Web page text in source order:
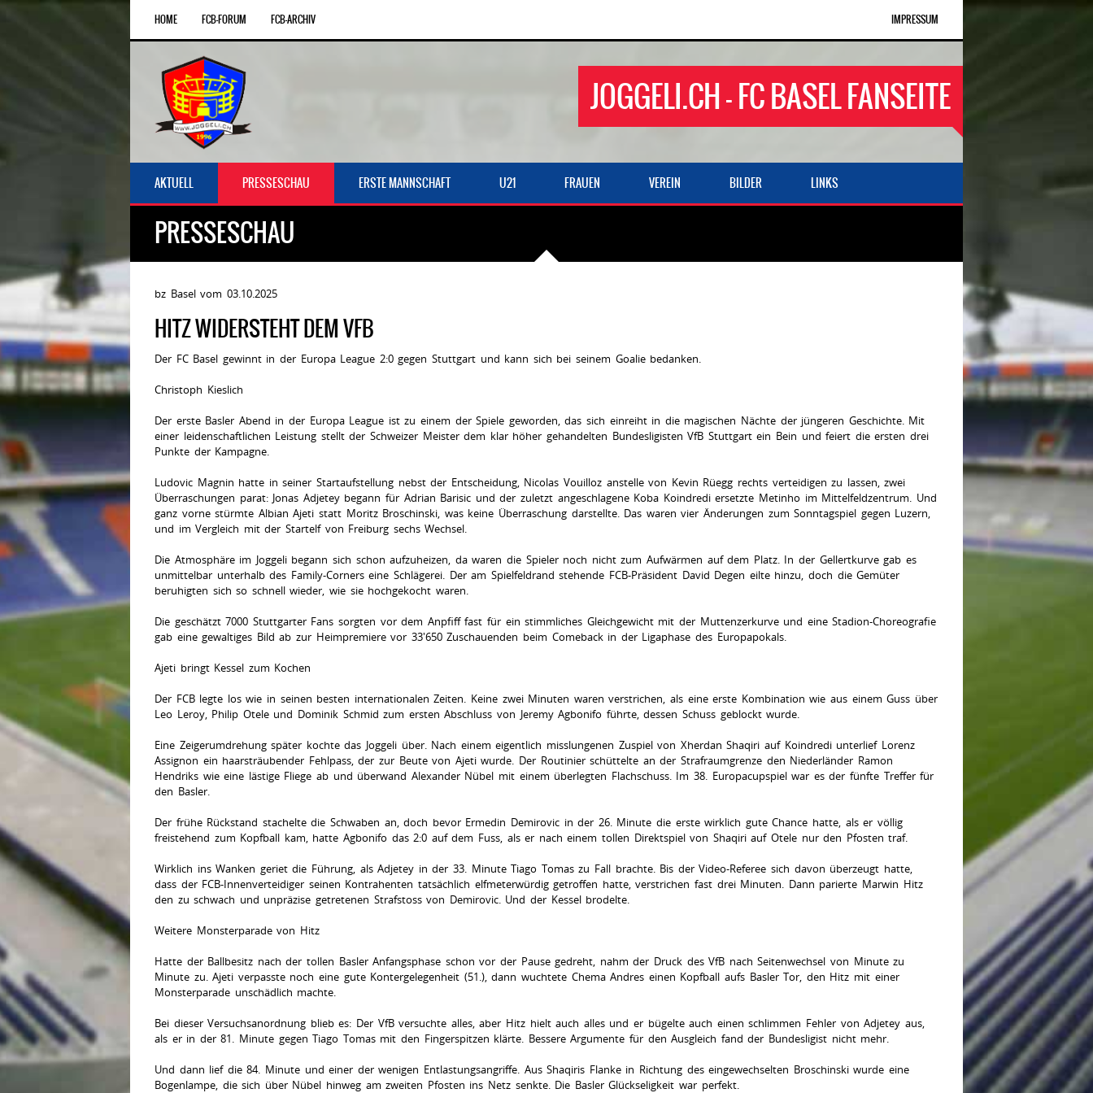
HOME FCB-FORUM FCB-ARCHIV IMPRESSUM
JOGGELI.CH - FC BASEL FANSEITE
AKTUELL PRESSESCHAU ERSTE MANNSCHAFT U21 FRAUEN VEREIN BILDER LINKS
PRESSESCHAU
bz Basel vom 03.10.2025
HITZ WIDERSTEHT DEM VFB
Der FC Basel gewinnt in der Europa League 2:0 gegen Stuttgart und kann sich bei seinem Goalie bedanken.
Christoph Kieslich
Der erste Basler Abend in der Europa League ist zu einem der Spiele geworden, das sich einreiht in die magischen Nächte der jüngeren Geschichte. Mit
einer leidenschaftlichen Leistung stellt der Schweizer Meister dem klar höher gehandelten Bundesligisten VfB Stuttgart ein Bein und feiert die ersten drei
Punkte der Kampagne.
Ludovic Magnin hatte in seiner Startaufstellung nebst der Entscheidung, Nicolas Vouilloz anstelle von Kevin Rüegg rechts verteidigen zu lassen, zwei
Überraschungen parat: Jonas Adjetey begann für Adrian Barisic und der zuletzt angeschlagene Koba Koindredi ersetzte Metinho im Mittelfeldzentrum. Und
ganz vorne stürmte Albian Ajeti statt Moritz Broschinski, was keine Überraschung darstellte. Das waren vier Änderungen zum Sonntagspiel gegen Luzern,
und im Vergleich mit der Startelf von Freiburg sechs Wechsel.
Die Atmosphäre im Joggeli begann sich schon aufzuheizen, da waren die Spieler noch nicht zum Aufwärmen auf dem Platz. In der Gellertkurve gab es
unmittelbar unterhalb des Family-Corners eine Schlägerei. Der am Spielfeldrand stehende FCB-Präsident David Degen eilte hinzu, doch die Gemüter
beruhigten sich so schnell wieder, wie sie hochgekocht waren.
Die geschätzt 7000 Stuttgarter Fans sorgten vor dem Anpfiff fast für ein stimmliches Gleichgewicht mit der Muttenzerkurve und eine Stadion-Choreografie
gab eine gewaltiges Bild ab zur Heimpremiere vor 33'650 Zuschauenden beim Comeback in der Ligaphase des Europapokals.
Ajeti bringt Kessel zum Kochen
Der FCB legte los wie in seinen besten internationalen Zeiten. Keine zwei Minuten waren verstrichen, als eine erste Kombination wie aus einem Guss über
Leo Leroy, Philip Otele und Dominik Schmid zum ersten Abschluss von Jeremy Agbonifo führte, dessen Schuss geblockt wurde.
Eine Zeigerumdrehung später kochte das Joggeli über. Nach einem eigentlich misslungenen Zuspiel von Xherdan Shaqiri auf Koindredi unterlief Lorenz
Assignon ein haarsträubender Fehlpass, der zur Beute von Ajeti wurde. Der Routinier schüttelte an der Strafraumgrenze den Niederländer Ramon
Hendriks wie eine lästige Fliege ab und überwand Alexander Nübel mit einem überlegten Flachschuss. Im 38. Europacupspiel war es der fünfte Treffer für
den Basler.
Der frühe Rückstand stachelte die Schwaben an, doch bevor Ermedin Demirovic in der 26. Minute die erste wirklich gute Chance hatte, als er völlig
freistehend zum Kopfball kam, hatte Agbonifo das 2:0 auf dem Fuss, als er nach einem tollen Direktspiel von Shaqiri auf Otele nur den Pfosten traf.
Wirklich ins Wanken geriet die Führung, als Adjetey in der 33. Minute Tiago Tomas zu Fall brachte. Bis der Video-Referee sich davon überzeugt hatte,
dass der FCB-Innenverteidiger seinen Kontrahenten tatsächlich elfmeterwürdig getroffen hatte, verstrichen fast drei Minuten. Dann parierte Marwin Hitz
den zu schwach und unpräzise getretenen Strafstoss von Demirovic. Und der Kessel brodelte.
Weitere Monsterparade von Hitz
Hatte der Ballbesitz nach der tollen Basler Anfangsphase schon vor der Pause gedreht, nahm der Druck des VfB nach Seitenwechsel von Minute zu
Minute zu. Ajeti verpasste noch eine gute Kontergelegenheit (51.), dann wuchtete Chema Andres einen Kopfball aufs Basler Tor, den Hitz mit einer
Monsterparade unschädlich machte.
Bei dieser Versuchsanordnung blieb es: Der VfB versuchte alles, aber Hitz hielt auch alles und er bügelte auch einen schlimmen Fehler von Adjetey aus,
als er in der 81. Minute gegen Tiago Tomas mit den Fingerspitzen klärte. Bessere Argumente für den Ausgleich fand der Bundesligist nicht mehr.
Und dann lief die 84. Minute und einer der wenigen Entlastungsangriffe. Aus Shaqiris Flanke in Richtung des eingewechselten Broschinski wurde eine
Bogenlampe, die sich über Nübel hinweg am zweiten Pfosten ins Netz senkte. Die Basler Glückseligkeit war perfekt.